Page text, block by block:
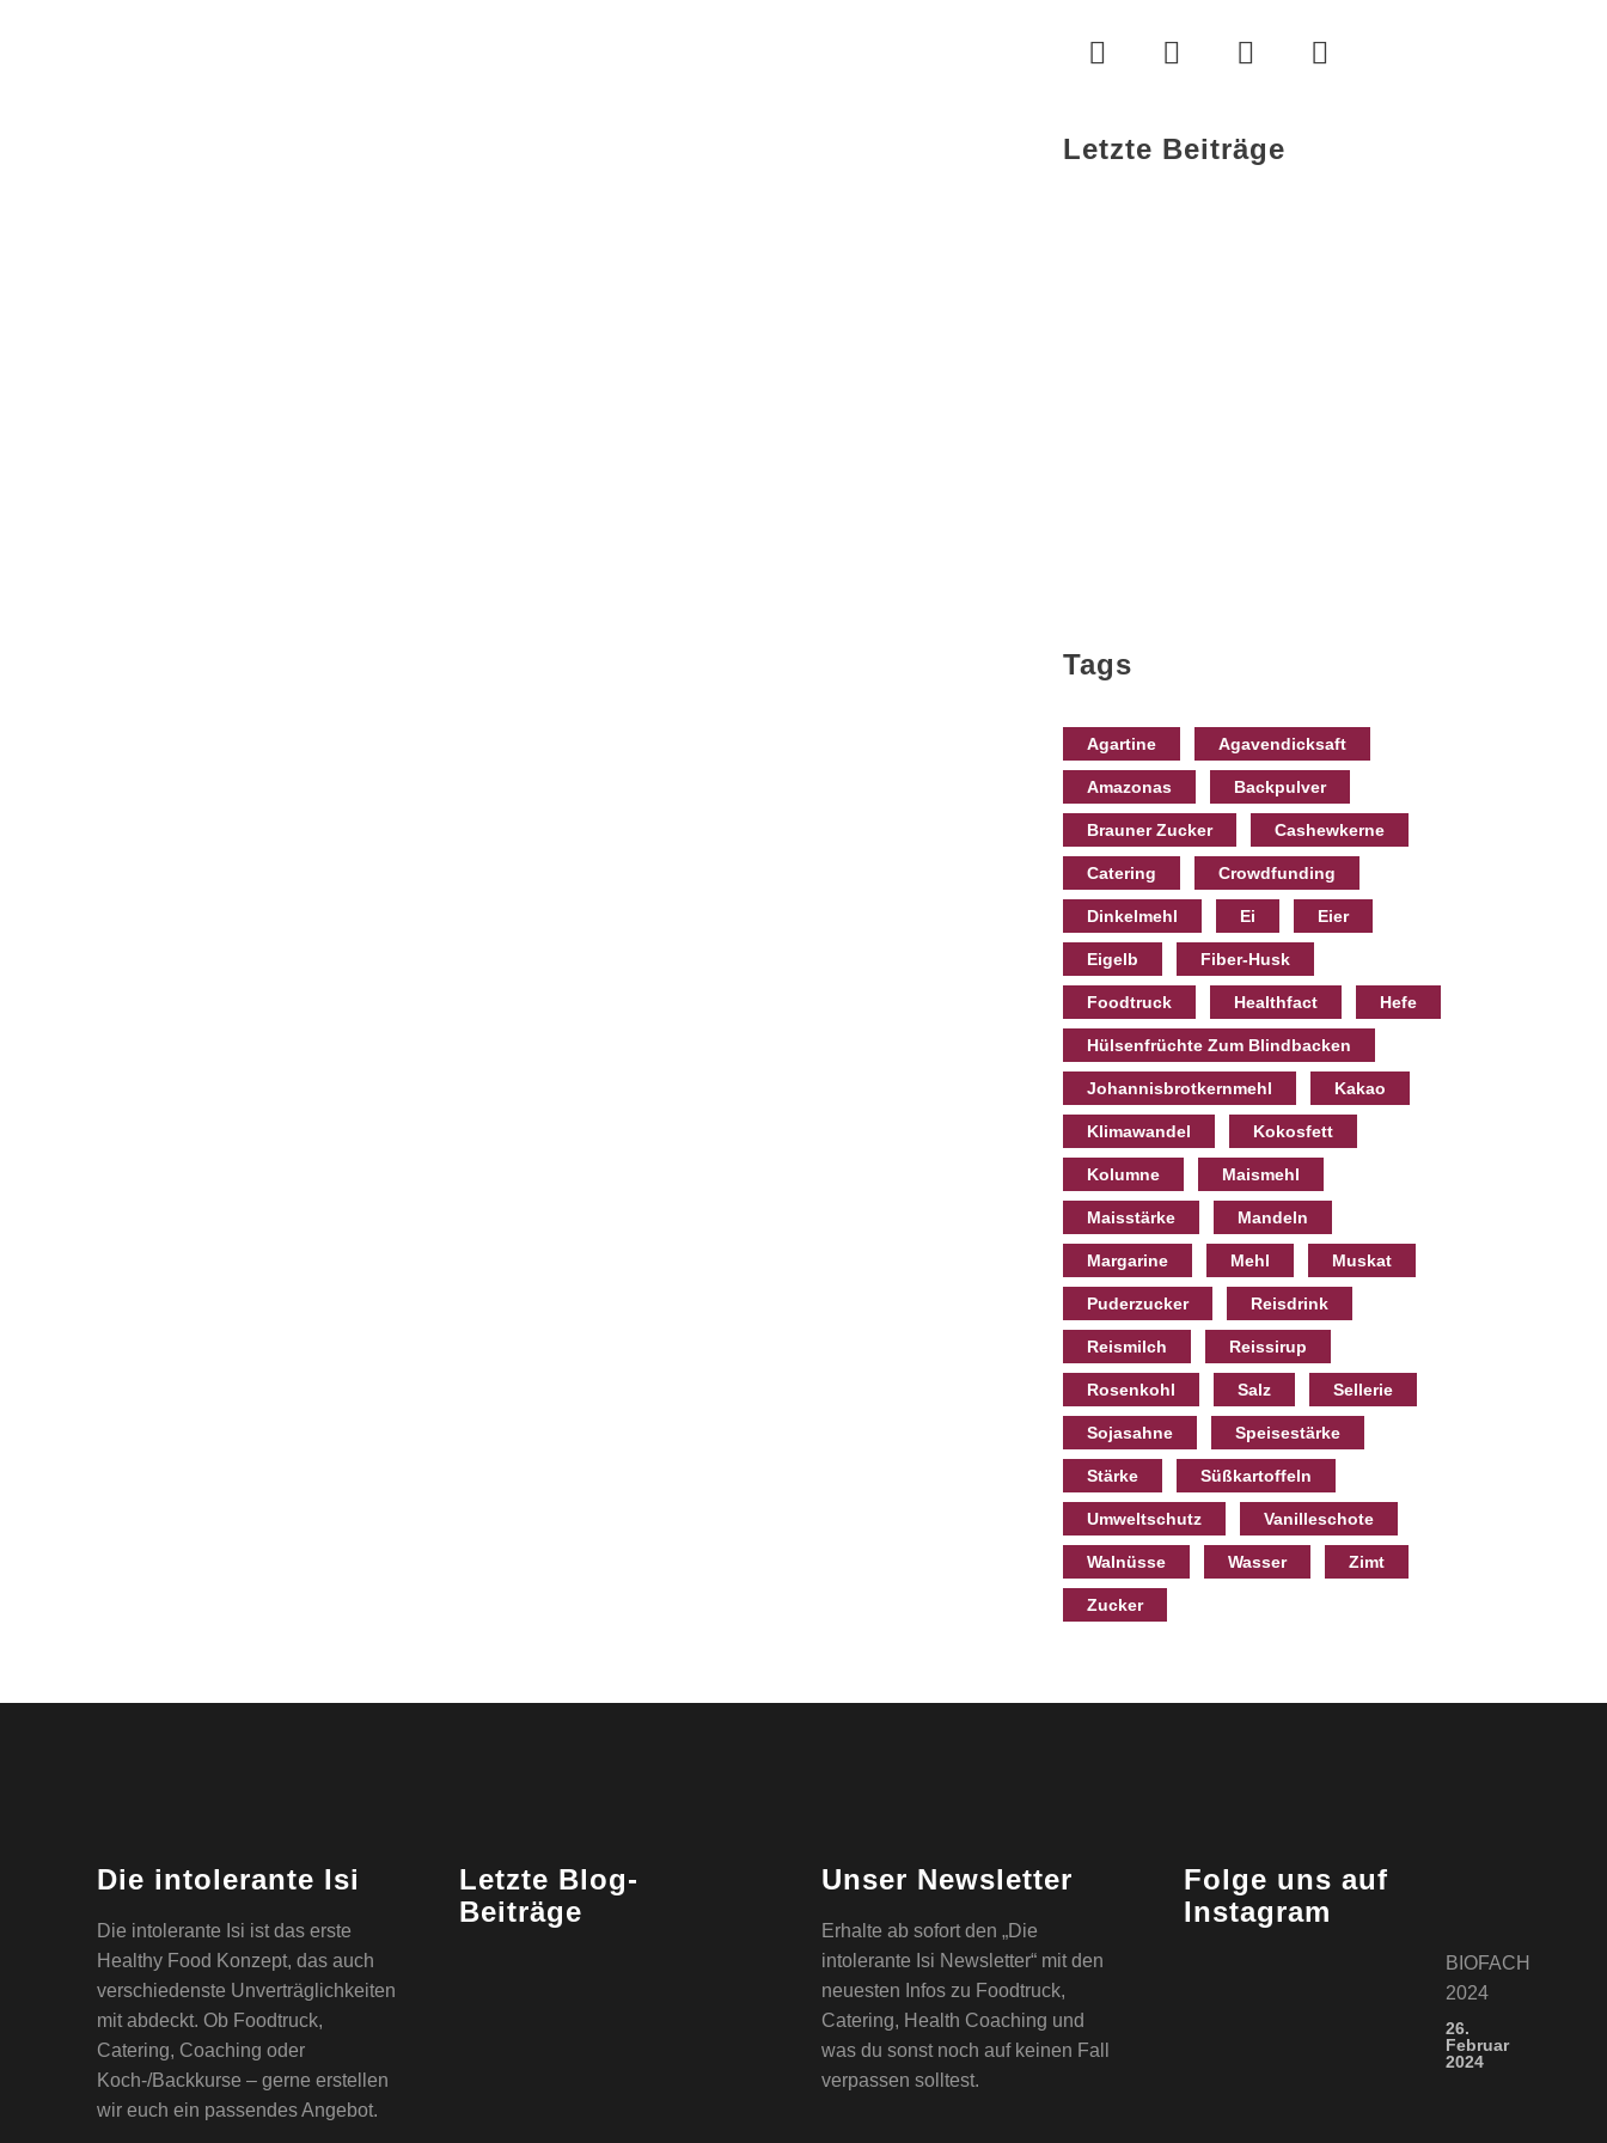
Letzte Beiträge
Tags
Agartine Agavendicksaft
Amazonas Backpulver
Brauner Zucker Cashewkerne
Catering Crowdfunding
Dinkelmehl Ei Eier
Eigelb Fiber-Husk
Foodtruck Healthfact Hefe
Hülsenfrüchte Zum Blindbacken
Johannisbrotkernmehl Kakao
Klimawandel Kokosfett
Kolumne Maismehl
Maisstärke Mandeln
Margarine Mehl Muskat
Puderzucker Reisdrink
Reismilch Reissirup
Rosenkohl Salz Sellerie
Sojasahne Speisestärke
Stärke Süßkartoffeln
Umweltschutz Vanilleschote
Walnüsse Wasser Zimt
Zucker
Die intolerante Isi
Die intolerante Isi ist das erste
Healthy Food Konzept, das auch
verschiedenste Unverträglichkeiten
mit abdeckt. Ob Foodtruck,
Catering, Coaching oder
Koch-/Backkurse – gerne erstellen
wir euch ein passendes Angebot.
Letzte Blog-
Beiträge
BIOFACH
2024
26.
Februar
2024
Unser Newsletter
Erhalte ab sofort den „Die
intolerante Isi Newsletter“ mit den
neuesten Infos zu Foodtruck,
Catering, Health Coaching und
was du sonst noch auf keinen Fall
verpassen solltest.
Folge uns auf
Instagram